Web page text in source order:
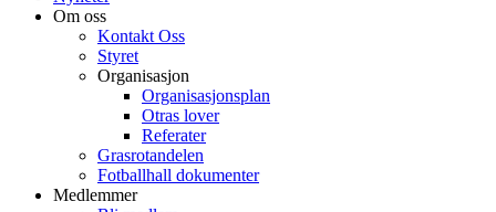
Om oss
Kontakt Oss
Styret
Organisasjon
Organisasjonsplan
Otras lover
Referater
Grasrotandelen
Fotballhall dokumenter
Medlemmer